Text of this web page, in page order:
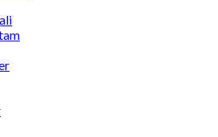
0871